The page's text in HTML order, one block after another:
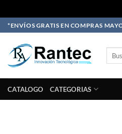
Skip
to
content
*ENVÍOS GRATIS EN COMPRAS
CATALOGO CATEGORIAS